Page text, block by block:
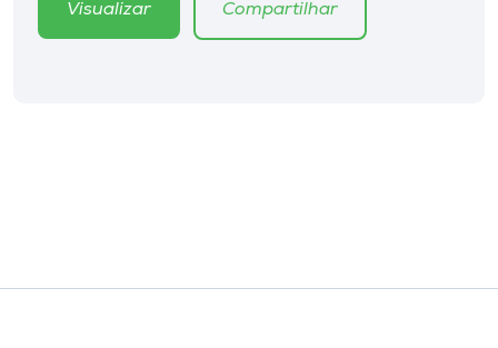
Visualizar Compartilhar